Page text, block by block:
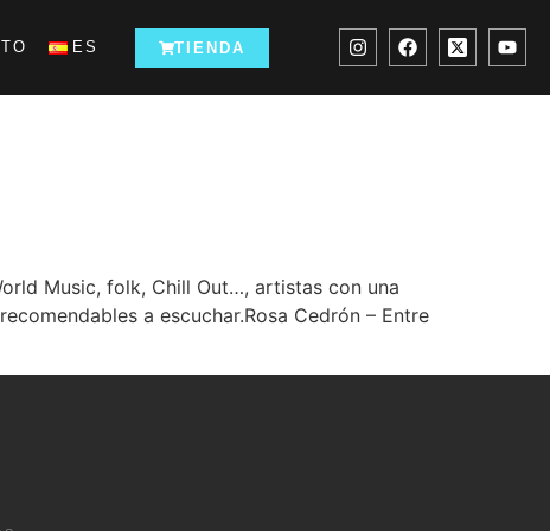
ES TIENDA
Music, folk, Chill Out…, artistas con una
a escuchar.Rosa Cedrón – Entre